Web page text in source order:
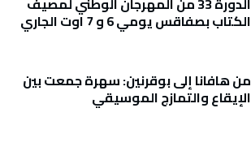
الكتاب بصفاقس يومي 6 و 7 اوت الجاري
من هافانا إلى بوقرنين: سهرة جمعت بين
الإيقاع والتمازج الموسيقي